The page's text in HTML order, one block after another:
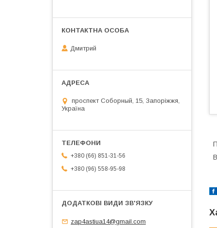
Дмитрий
проспект Соборный, 15, Запоріжжя,
Україна
+380 (66) 851-31-56
+380 (96) 558-95-98
zap4astiua14@gmail.com